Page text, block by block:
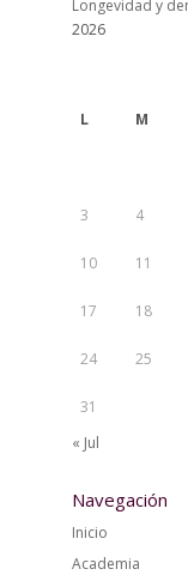
Longevidad y
2026
L M
3 4
10 11
17 18
24 25
31
« Jul
Navegación
Inicio
Academia